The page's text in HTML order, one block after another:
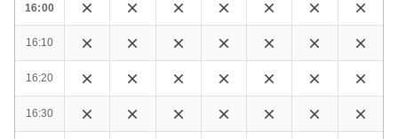
16:00
16:10
16:20
16:30